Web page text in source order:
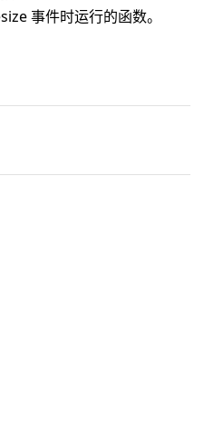
事件时运行的函数。